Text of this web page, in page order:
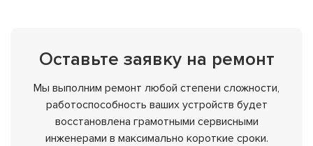
Оставьте заявку на ремонт
Мы выполним ремонт любой степени сложности,
работоспособность ваших устройств будет
восстановлена грамотными сервисными
инженерами в максимально короткие сроки.